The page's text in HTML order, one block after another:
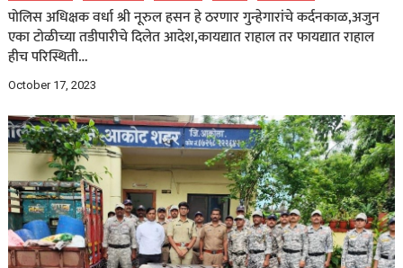
पोलिस अधिक्षक वर्धा श्री नूरुल हसन हे ठरणार गुन्हेगारांचे कर्दनकाळ,अजुन
एका टोळीच्या तडीपारीचे दिलेत आदेश,कायद्यात राहाल तर फायद्यात राहाल
हीच परिस्थिती…
October 17, 2023